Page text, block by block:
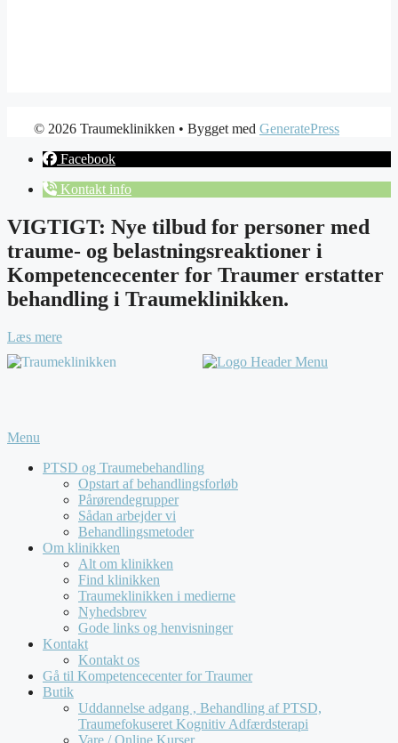
© 2026 Traumeklinikken • Bygget med GeneratePress
Facebook
Kontakt info
VIGTIGT: Nye tilbud for personer med
traume- og belastningsreaktioner i
Kompetencecenter for Traumer erstatter
behandling i Traumeklinikken.
Læs mere
Menu
PTSD og Traumebehandling
Opstart af behandlingsforløb
Pårørendegrupper
Sådan arbejder vi
Behandlingsmetoder
Om klinikken
Alt om klinikken
Find klinikken
Traumeklinikken i medierne
Nyhedsbrev
Gode links og henvisninger
Kontakt
Kontakt os
Gå til Kompetencecenter for Traumer
Butik
Uddannelse adgang , Behandling af PTSD,
Traumefokuseret Kognitiv Adfærdsterapi